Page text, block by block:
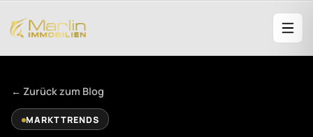
← Zurück zum Blog
MARKTTRENDS